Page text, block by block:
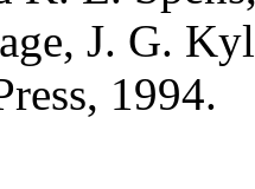
J. G.
1994.